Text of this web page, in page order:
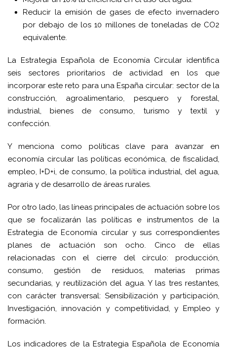
Reducir la emisión de gases de efecto invernadero
por debajo de los 10 millones de toneladas de CO2
equivalente.
La Estrategia Española de Economía Circular identifica
seis sectores prioritarios de actividad en los que
incorporar este reto para una España circular: sector de la
construcción, agroalimentario, pesquero y forestal,
industrial, bienes de consumo, turismo y textil y
confección.
Y menciona como políticas clave para avanzar en
economía circular las políticas económica, de fiscalidad,
empleo, I+D+i, de consumo, la política industrial, del agua,
agraria y de desarrollo de áreas rurales.
Por otro lado, las líneas principales de actuación sobre los
que se focalizarán las políticas e instrumentos de la
Estrategia de Economía circular y sus correspondientes
planes de actuación son ocho. Cinco de ellas
relacionadas con el cierre del círculo: producción,
consumo, gestión de residuos, materias primas
secundarias, y reutilización del agua. Y las tres restantes,
con carácter transversal: Sensibilización y participación,
Investigación, innovación y competitividad, y Empleo y
formación.
Los indicadores de la Estrategia Española de Economía